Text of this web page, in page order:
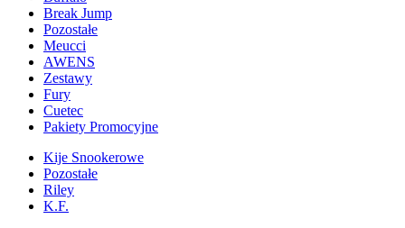
Break Jump
Pozostałe
Meucci
AWENS
Zestawy
Fury
Cuetec
Pakiety Promocyjne
Kije Snookerowe
Pozostałe
Riley
K.F.